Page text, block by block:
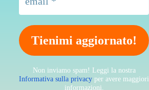
Non inviamo spam! Leggi la nostra
Informativa sulla privacy per avere maggiori
informazioni.